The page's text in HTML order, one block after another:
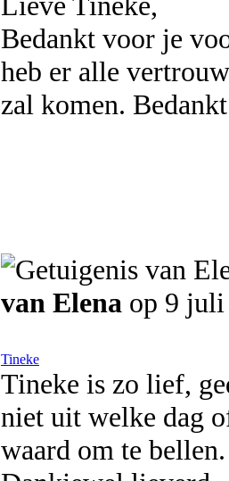
Bedankt voor je
heb er alle
zal komen.
van Elena op 9
Tineke
Tineke is zo lief,
niet uit welke dag
waard om te bellen.